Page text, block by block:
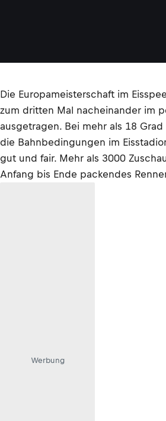
Die Europameisterschaft im
zum dritten Mal nacheinander im
ausgetragen. Bei mehr als 18
die Bahnbedingungen im
gut und fair. Mehr als 3000
Anfang bis Ende packendes
Werbung